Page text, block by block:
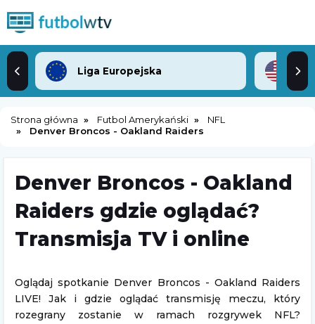
Liga Europejska
Strona główna Futbol Amerykański
NFL
Denver Broncos - Oakland Raiders
Denver Broncos - Oakland
Raiders gdzie oglądać?
Transmisja TV i online
Oglądaj spotkanie Denver Broncos - Oakland Raiders
LIVE! Jak i gdzie oglądać transmisję meczu, który
rozegrany zostanie w ramach rozgrywek NFL?